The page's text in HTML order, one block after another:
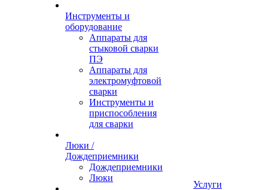
Инструменты и
оборудование
Аппараты для
стыковой сварки
ПЭ
Аппараты для
электромуфтовой
сварки
Инструменты и
приспособления
для сварки
Люки /
Дождеприемники
Дождеприемники
Люки
Услуги